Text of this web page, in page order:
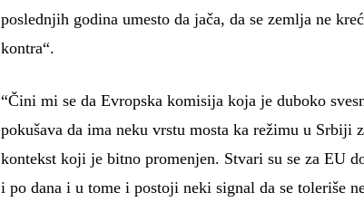
poslednjih godina umesto da jača, da se zemlja ne
kontra“.
“Čini mi se da Evropska komisija koja je duboko
pokušava da ima neku vrstu mosta ka režimu u Srbiji
kontekst koji je bitno promenjen. Stvari su se za EU
i po dana i u tome i postoji neki signal da se toleriše